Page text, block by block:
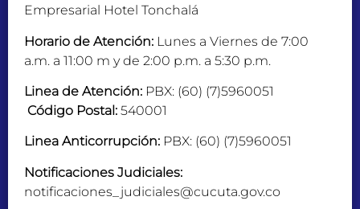
Empresarial Hotel Tonchalá
Horario de Atención: Lunes a Viernes de 7:00
a.m. a 11:00 m y de 2:00 p.m. a 5:30 p.m.
Linea de Atención: PBX: (60) (7)5960051
Código Postal: 540001
Linea Anticorrupción: PBX: (60) (7)5960051
Notificaciones Judiciales:
notificaciones_judiciales@cucuta.gov.co